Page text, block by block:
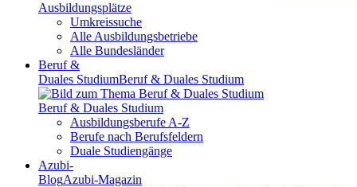
Ausbildungsplätze
Umkreissuche
Alle Ausbildungsbetriebe
Alle Bundesländer
Beruf &
Duales StudiumBeruf & Duales Studium
Beruf & Duales Studium
Ausbildungsberufe A-Z
Berufe nach Berufsfeldern
Duale Studiengänge
Azubi-
BlogAzubi-Magazin